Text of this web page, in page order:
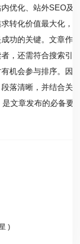
站外SEO及搜
值最大化，遵
键。文章作为
符合搜索引擎
与排序。因
，并结合关键
布的必备要